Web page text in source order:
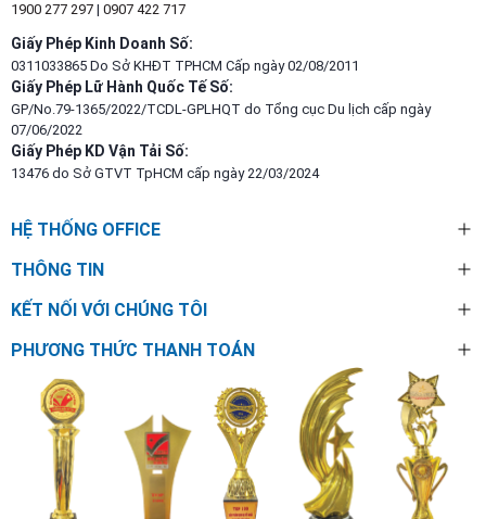
1900 277 297 | 0907 422 717
Giấy Phép Kinh Doanh Số:
0311033865 Do Sở KHĐT TPHCM Cấp ngày 02/08/2011
Giấy Phép Lữ Hành Quốc Tế Số:
GP/No.79-1365/2022/TCDL-GPLHQT do Tổng cục Du lịch cấp ngày
07/06/2022
Giấy Phép KD Vận Tải Số:
13476 do Sở GTVT TpHCM cấp ngày 22/03/2024
HỆ THỐNG OFFICE
THÔNG TIN
KẾT NỐI VỚI CHÚNG TÔI
PHƯƠNG THỨC THANH TOÁN